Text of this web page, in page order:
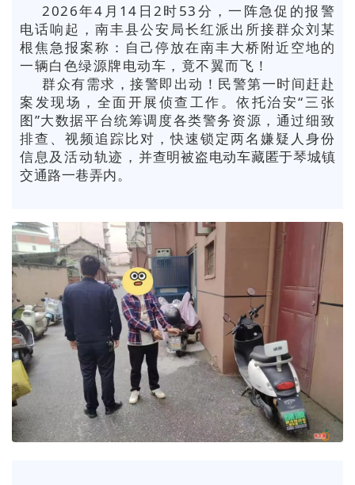
2026年4月14日2时53分，一阵急促的报警
电话响起，南丰县公安局长红派出所接群众刘某
根焦急报案称：自己停放在南丰大桥附近空地的
一辆白色绿源牌电动车，竟不翼而飞！
群众有需求，接警即出动！民警第一时间赶赴
案发现场，全面开展侦查工作。依托治安“三张
图”大数据平台统筹调度各类警务资源，通过细致
排查、视频追踪比对，快速锁定两名嫌疑人身份
信息及活动轨迹 ， 并查明被盗电动车藏匿于琴城镇
交通路一巷弄内。